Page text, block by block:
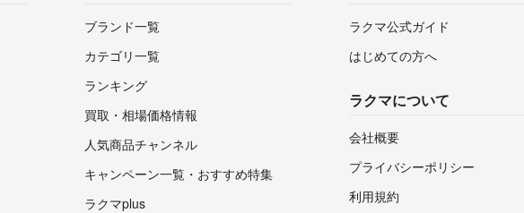
ブランド一覧
カテゴリ一覧
ランキング
買取・相場価格情報
人気商品チャンネル
キャンペーン一覧・おすすめ特集
ラクマplus
ラクマ公式ガイド
はじめての方へ
ラクマについて
会社概要
プライバシーポリシー
利用規約